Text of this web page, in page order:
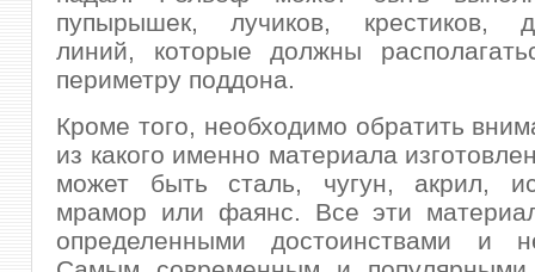
пупырышек, лучиков, крестиков,
линий, которые должны
периметру поддона.
Кроме того, необходимо обратить
из какого именно материала
может быть сталь, чугун, акрил,
мрамор или фаянс. Все эти
определенными достоинствами и